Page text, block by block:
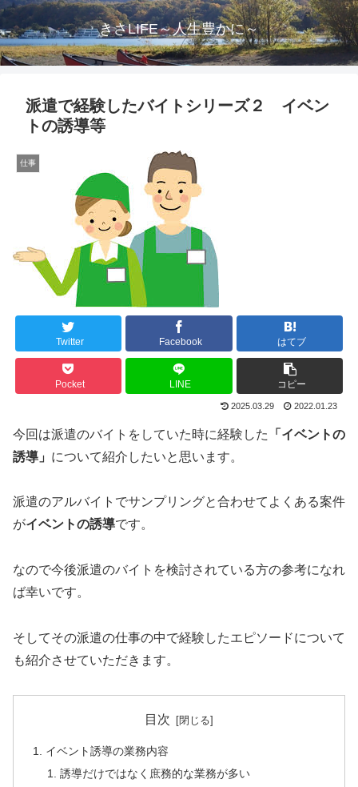
きさLIFE～人生豊かに～
派遣で経験したバイトシリーズ２ イベン
トの誘導等
仕事
Twitter Facebook はてブ
Pocket LINE コピー
2025.03.29 2022.01.23
今回は派遣のバイトをしていた時に経験した
「イベントの
誘導」 について紹介したいと思います。
派遣のアルバイトでサンプリングと合わせてよくある案件
がイベントの誘導です。
なので今後派遣のバイトを検討されている方の参考になれ
ば幸いです。
そしてその派遣の仕事の中で経験したエピソードについて
も紹介させていただきます。
目次
イベント誘導の業務内容
誘導だけではなく庶務的な業務が多い